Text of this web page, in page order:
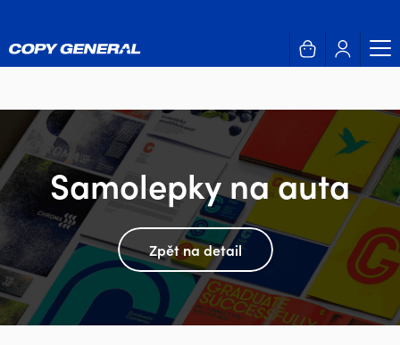
Samolepky na auta
Zpět na detail